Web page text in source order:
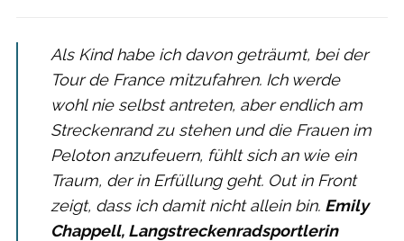
Als Kind habe ich davon geträumt, bei der
Tour de France mitzufahren. Ich werde
wohl nie selbst antreten, aber endlich am
Streckenrand zu stehen und die Frauen im
Peloton anzufeuern, fühlt sich an wie ein
Traum, der in Erfüllung geht. Out in Front
zeigt, dass ich damit nicht allein bin. Emily
Chappell, Langstreckenradsportlerin